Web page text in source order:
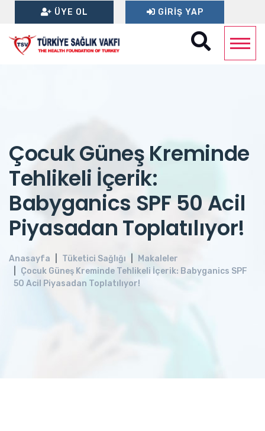
ÜYE OL GIRIŞ YAP
Çocuk Güneş Kreminde
Tehlikeli İçerik:
Babyganics SPF 50 Acil
Piyasadan Toplatılıyor!
Anasayfa Tüketici Sağlığı
Makaleler
Çocuk Güneş Kreminde Tehlikeli İçerik: Babyganics SPF
50 Acil Piyasadan Toplatılıyor!